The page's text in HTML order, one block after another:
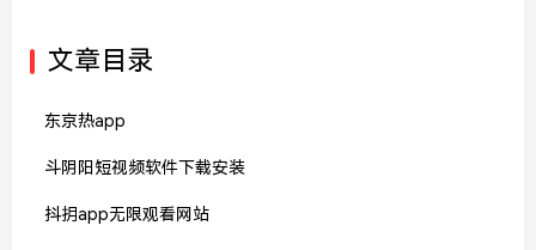
文章目录
东京热app
斗阴阳短视频软件下载安装
抖抈app无限观看网站